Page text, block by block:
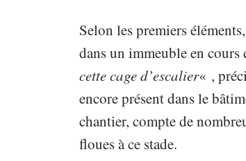
Selon les premiers
dans un immeuble en
cette cage d’escalier« ,
encore présent dans le
chantier, compte de
floues à ce stade.